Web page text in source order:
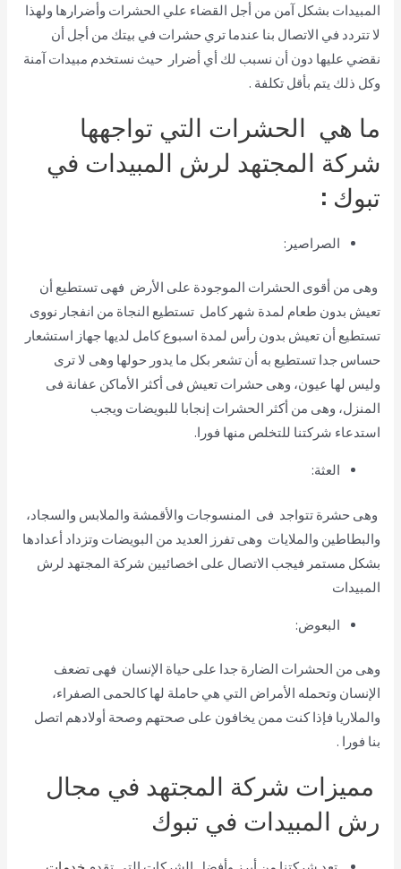
المبيدات بشكل آمن من أجل القضاء علي الحشرات وأضرارها ولهذا
لا تتردد في الاتصال بنا عندما تري حشرات في بيتك من أجل أن
نقضي عليها دون أن نسبب لك أي أضرار حيث نستخدم مبيدات آمنة
وكل ذلك يتم بأقل تكلفة .
ما هي الحشرات التي تواجهها
شركة المجتهد لرش المبيدات في
تبوك :
الصراصير:
وهى من أقوى الحشرات الموجودة على الأرض فهى تستطيع أن
تعيش بدون طعام لمدة شهر كامل تستطيع النجاة من انفجار نووى
تستطيع أن تعيش بدون رأس لمدة اسبوع كامل لديها جهاز استشعار
حساس جدا تستطيع به أن تشعر بكل ما يدور حولها وهى لا ترى
وليس لها عيون، وهى حشرات تعيش فى أكثر الأماكن عفانة فى
المنزل، وهى من أكثر الحشرات إنجابا للبويضات ويجب
استدعاء شركتنا للتخلص منها فورا.
العثة:
وهى حشرة تتواجد فى المنسوجات والأقمشة والملابس والسجاد،
والبطاطين والملايات وهى تفرز العديد من البويضات وتزداد أعدادها
بشكل مستمر فيجب الاتصال على اخصائيين شركة المجتهد لرش
المبيدات
البعوض:
وهى من الحشرات الضارة جدا على حياة الإنسان فهى تضعف
الإنسان وتحمله الأمراض التي هي حاملة لها كالحمى الصفراء،
والملاريا فإذا كنت ممن يخافون على صحتهم وصحة أولادهم اتصل
بنا فورا .
مميزات شركة المجتهد في مجال
رش المبيدات في تبوك